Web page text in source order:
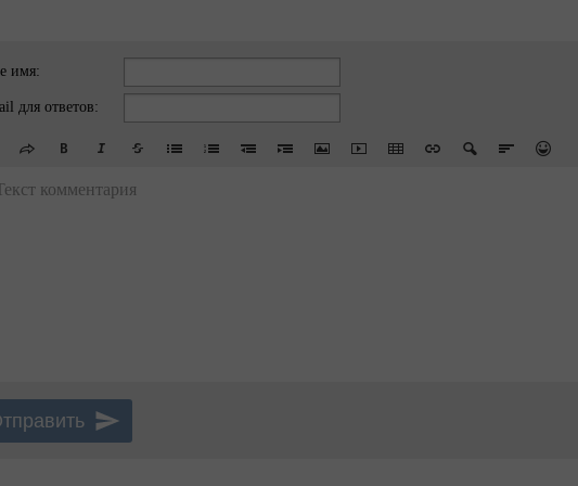
имя:
для ответов:
комментария